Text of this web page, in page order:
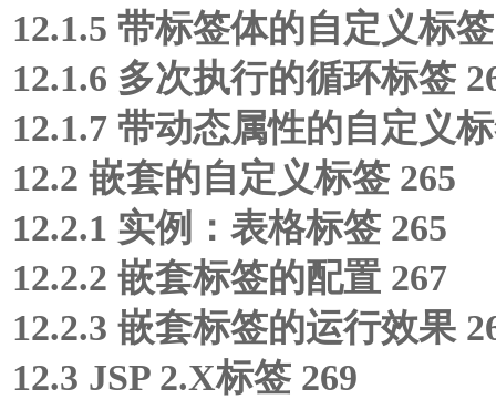
12.1.5 带标签体的自定义标
12.1.6 多次执行的循环标签
12.1.7 带动态属性的自定义
12.2 嵌套的自定义标签 265
12.2.1 实例：表格标签 265
12.2.2 嵌套标签的配置 267
12.2.3 嵌套标签的运行效果
12.3 JSP 2.X标签 269